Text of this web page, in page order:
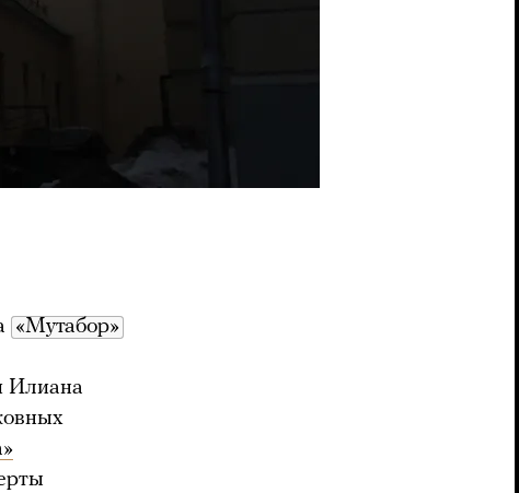
«Мутабор»
Илиана